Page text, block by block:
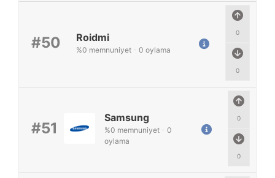
#50
0
0
Roidmi
%0 memnuniyet - 0 oylama
#51
0
0
Samsung
%0 memnuniyet - 0
oylama